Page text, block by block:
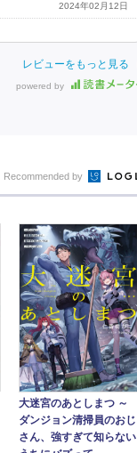
2024年02月12日
レビューをもっと見る
powered by
Recommended by
大迷宮のあとしまつ ～
ダンジョン清掃員のおじ
さん、強すぎて知らない